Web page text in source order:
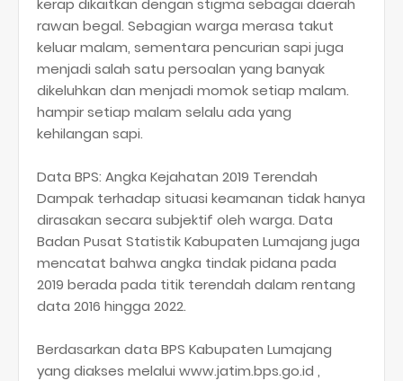
kerap dikaitkan dengan stigma sebagai daerah
rawan begal. Sebagian warga merasa takut
keluar malam, sementara pencurian sapi juga
menjadi salah satu persoalan yang banyak
dikeluhkan dan menjadi momok setiap malam.
hampir setiap malam selalu ada yang
kehilangan sapi.
Data BPS: Angka Kejahatan 2019 Terendah
Dampak terhadap situasi keamanan tidak hanya
dirasakan secara subjektif oleh warga. Data
Badan Pusat Statistik Kabupaten Lumajang juga
mencatat bahwa angka tindak pidana pada
2019 berada pada titik terendah dalam rentang
data 2016 hingga 2022.
Berdasarkan data BPS Kabupaten Lumajang
yang diakses melalui www.jatim.bps.go.id ,